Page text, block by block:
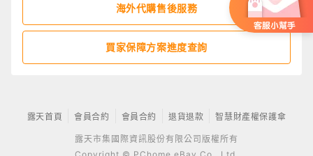
海外代購售後服務
買家保障方案進度查詢
露天首頁 會員合約 會員合約 退貨退款 智慧財產權保護傘
露天市集國際資訊股份有限公司版權所有